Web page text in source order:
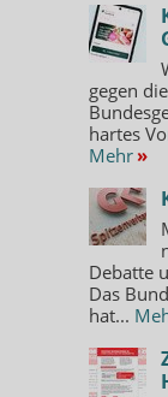
gegen
hartes
Mehr »
Debatte
Das
hat...